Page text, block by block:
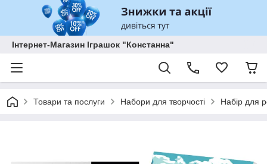
Інтернет-Магазин Іграшок "Констанна"
Товари та послуги Набори для творчості Набір для